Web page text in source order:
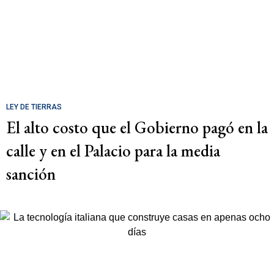
LEY DE TIERRAS
El alto costo que el Gobierno pagó en la
calle y en el Palacio para la media
sanción